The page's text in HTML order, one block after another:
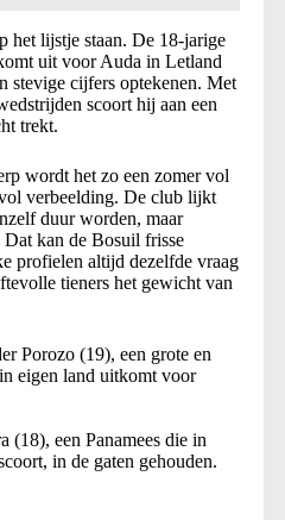
het lijstje staan. De 18-jarige
uit voor Auda in Letland
stevige cijfers optekenen. Met
scoort hij aan een
trekt.
wordt het zo een zomer vol
verbeelding. De club lijkt
duur worden, maar
kan de Bosuil frisse
profielen altijd dezelfde vraag
tieners het gewicht van
Porozo (19), een grote en
eigen land uitkomt voor
(18), een Panamees die in
in de gaten gehouden.